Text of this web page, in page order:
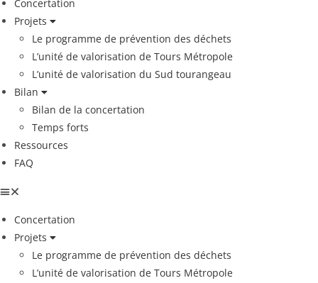
Concertation
Projets
Le programme de prévention des déchets
L’unité de valorisation de Tours Métropole
L’unité de valorisation du Sud tourangeau
Bilan
Bilan de la concertation
Temps forts
Ressources
FAQ
Concertation
Projets
Le programme de prévention des déchets
L’unité de valorisation de Tours Métropole